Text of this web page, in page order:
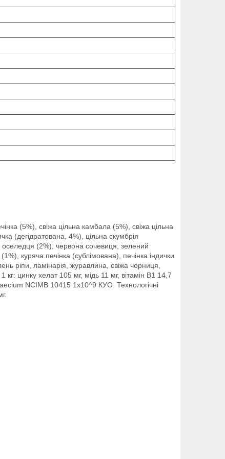
(5%), свіжа цільна камбала (5%), свіжа цільна
(дегідратована, 4%), цільна скумбрія
оселедця (2%), червона сочевиця, зелений
куряча печінка (сублімована), печінка індички
ріпи, ламінарія, журавлина, свіжа чорниця,
цинку хелат 105 мг, мідь 11 мг, вітамін B1 14,7
NCIMB 10415 1x10^9 КУО. Технологічні